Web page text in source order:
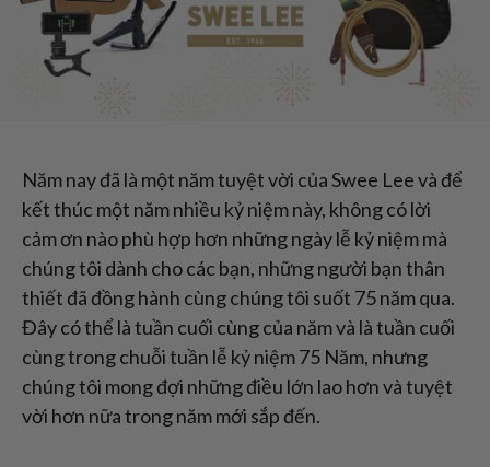
Năm nay đã là một năm tuyệt vời của Swee Lee và để
kết thúc một năm nhiều kỷ niệm này, không có lời
cảm ơn nào phù hợp hơn những ngày lễ kỷ niệm mà
chúng tôi dành cho các bạn, những người bạn thân
thiết đã đồng hành cùng chúng tôi suốt 75 năm qua.
Đây có thể là tuần cuối cùng của năm và là tuần cuối
cùng trong chuỗi tuần lễ kỷ niệm 75 Năm, nhưng
chúng tôi mong đợi những điều lớn lao hơn và tuyệt
vời hơn nữa trong năm mới sắp đến.